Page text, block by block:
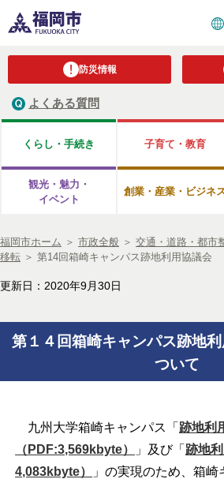
防災情報
よくある質問
くらし・手続き 子育て・教育
観光・魅力・
イベント
創業・産業・ビジネ
福岡市ホーム ＞ 市政全般 ＞ 交通・道路・都市
移転 ＞ 第14回箱崎キャンパス跡地利用協議会
更新日：2020年9月30日
第１４回箱崎キャンパス跡地
ついて
九州大学箱崎キャンパス「 跡地利
（PDF:3,569kbyte）
」及び「 跡地
4,083kbyte）
」の実現のため、箱崎